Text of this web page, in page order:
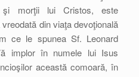
şi morţii lui Cristos, este
din viaţa devoţională
ce le spunea Sf. Leonard
implor în numele lui Isus
această comoară, în